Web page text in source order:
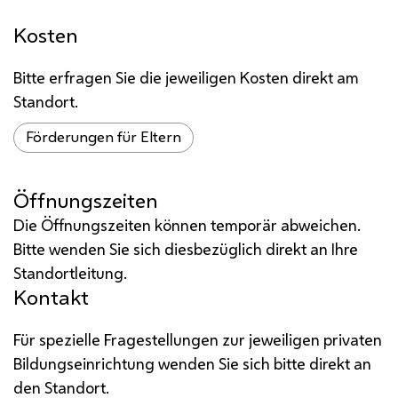
Kosten
Bitte erfragen Sie die jeweiligen Kosten direkt am
Standort.
Förderungen für Eltern
Öffnungszeiten
Die Öffnungszeiten können temporär abweichen.
Bitte wenden Sie sich diesbezüglich direkt an Ihre
Standortleitung.
Kontakt
Für spezielle Fragestellungen zur jeweiligen privaten
Bildungseinrichtung wenden Sie sich bitte direkt an
den Standort.